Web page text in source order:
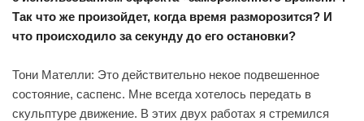
Так что же произойдет, когда время разморозится? И
что происходило за секунду до его остановки?
Тони Мателли: Это действительно некое подвешенное
состояние, саспенс. Мне всегда хотелось передать в
скульптуре движение. В этих двух работах я стремился